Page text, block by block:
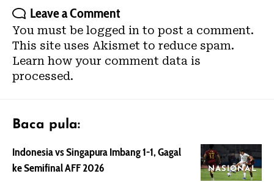
Leave a Comment
You must be logged in to post a comment.
This site uses Akismet to reduce spam.
Learn how your comment data is
processed.
Baca pula:
NASIONAL
Indonesia vs Singapura Imbang 1-1, Gagal
ke Semifinal AFF 2026